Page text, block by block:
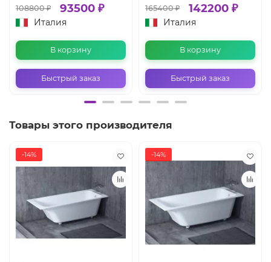
108800 ₽ 93500 ₽
Италия
В корзину
Быстрый заказ
165400 ₽ 142200 ₽
Италия
В корзину
Быстрый заказ
Товары этого производителя
-14% -14%